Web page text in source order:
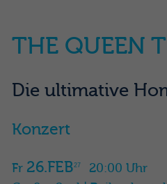
THE QUEEN
Die ultimative
Konzert
Fr 26.FEB27
20:00 Uhr